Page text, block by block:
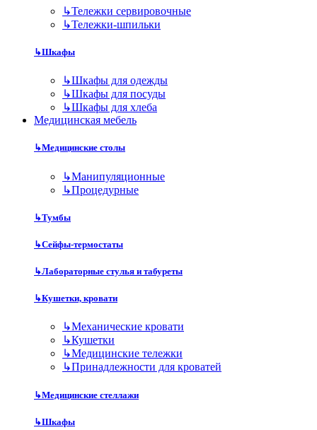
↳Тележки сервировочные
↳Тележки-шпильки
↳Шкафы
↳Шкафы для одежды
↳Шкафы для посуды
↳Шкафы для хлеба
Медицинская мебель
↳Медицинские столы
↳Манипуляционные
↳Процедурные
↳Тумбы
↳Сейфы-термостаты
↳Лабораторные стулья и табуреты
↳Кушетки, кровати
↳Механические кровати
↳Кушетки
↳Медицинские тележки
↳Принадлежности для кроватей
↳Медицинские стеллажи
↳Шкафы